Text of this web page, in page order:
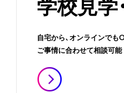
自宅から、オンラインでも
ご事情に合わせて相談可能